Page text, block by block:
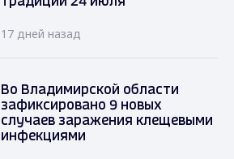
17 дней назад
Во Владимирской области
зафиксировано 9 новых
случаев заражения клещевыми
инфекциями